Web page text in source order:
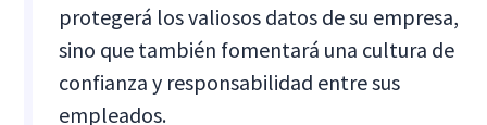
protegerá los valiosos datos de su empresa,
sino que también fomentará una cultura de
confianza y responsabilidad entre sus
empleados.